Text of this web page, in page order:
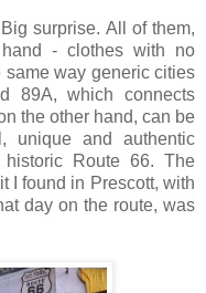
surprise. All of them,
- clothes with no
same way generic cities
89A, which connects
the other hand, can be
unique and authentic
Route 66. The
I found in Prescott, with
day on the route, was